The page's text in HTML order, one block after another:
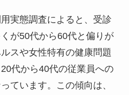
実態調査によると、受診
が50代から60代と偏りが
スや女性特有の健康問題
代から40代の従業員への
ています。この傾向は、